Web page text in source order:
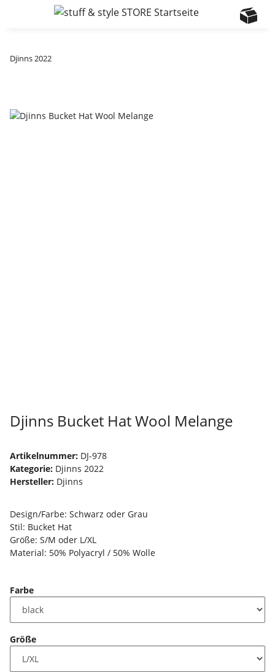
Djinns 2022
Djinns Bucket Hat Wool Melange
Artikelnummer: DJ-978
Kategorie: Djinns 2022
Hersteller: Djinns
Design/Farbe: Schwarz oder Grau
Stil: Bucket Hat
Größe: S/M oder L/XL
Material: 50% Polyacryl / 50% Wolle
Farbe
Größe